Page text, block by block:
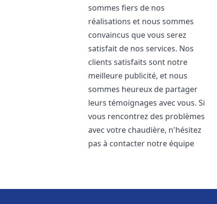
sommes fiers de nos
réalisations et nous sommes
convaincus que vous serez
satisfait de nos services. Nos
clients satisfaits sont notre
meilleure publicité, et nous
sommes heureux de partager
leurs témoignages avec vous. Si
vous rencontrez des problèmes
avec votre chaudière, n'hésitez
pas à contacter notre équipe